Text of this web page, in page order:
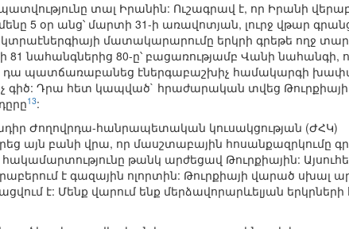
տալ Իրանին: Ուշագրավ է, որ Իրանի
5 օր անց՝ մարտի 31-ի առավոտյան, լուրջ վթար
մատակարարումը երկրի գրեթե ողջ
81 նահանգներից 80-ը՝ բացառությամբ Վանի նահանգի,
դա պատճառաբանեց էներգաբաշխիչ համակարգի
գիծ: Դրա հետ կապված` հրաժարական տվեց Թուրքիայի
13:
Ժողովրդա-հանրապետական կուսակցության (ԺՀԿ)
այն բանի վրա, որ մասշտաբային հոսանքազրկումը
թանկ արժեցավ Թուրքիային:
է գազային ոլորտին: Թուրքիայի վարած սխալ
է: Մենք վարում ենք մերձավորարևելյան երկրների